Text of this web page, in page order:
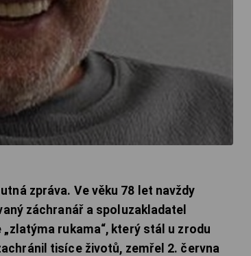
zpráva. Ve věku 78 let navždy
záchranář a spoluzakladatel
rukama“, který stál u zrodu
tisíce životů, zemřel 2. června